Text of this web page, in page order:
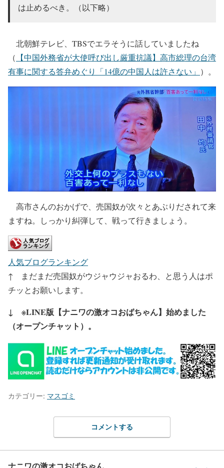
は止めるべき。（以下略）
北朝鮮テレビ、TBSでエラそうに話していましたね
（ 【中国外務省が大使呼び出し厳重抗議】高市総理の台湾
有事に関する答弁めぐり「14億の中国人は許さない」 ）。
高市さんのおかげで、売国奴が次々とあぶりだされて来
ますね。しっかり糾弾して、戦って行きましょう。
人気ブログランキング
↑ まだまだ売国奴がウジャウジャおるわ、と思う人はポ
チッとお願いします。
↓ ※LINE版【ナニワの激オコおばちゃん】始めました
（オープンチャット）。
カテゴリー: マスゴミ
コメントする